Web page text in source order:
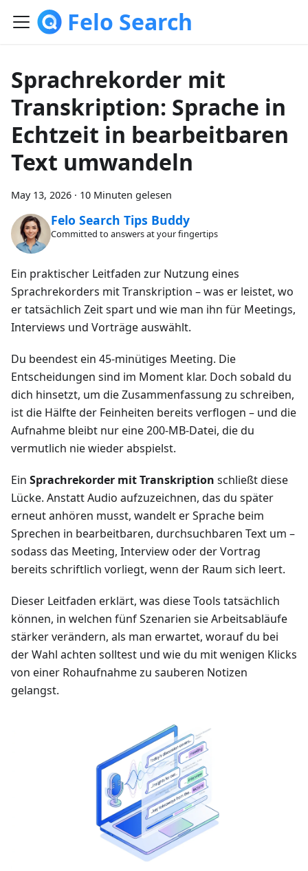
Felo Search
Sprachrekorder mit
Transkription: Sprache in
Echtzeit in bearbeitbaren
Text umwandeln
May 13, 2026 · 10 Minuten gelesen
Felo Search Tips Buddy
Committed to answers at your fingertips
Ein praktischer Leitfaden zur Nutzung eines
Sprachrekorders mit Transkription – was er leistet, wo
er tatsächlich Zeit spart und wie man ihn für Meetings,
Interviews und Vorträge auswählt.
Du beendest ein 45‑minütiges Meeting. Die
Entscheidungen sind im Moment klar. Doch sobald du
dich hinsetzt, um die Zusammenfassung zu schreiben,
ist die Hälfte der Feinheiten bereits verflogen – und die
Aufnahme bleibt nur eine 200‑MB‑Datei, die du
vermutlich nie wieder abspielst.
Ein Sprachrekorder mit Transkription schließt diese
Lücke. Anstatt Audio aufzuzeichnen, das du später
erneut anhören musst, wandelt er Sprache beim
Sprechen in bearbeitbaren, durchsuchbaren Text um –
sodass das Meeting, Interview oder der Vortrag
bereits schriftlich vorliegt, wenn der Raum sich leert.
Dieser Leitfaden erklärt, was diese Tools tatsächlich
können, in welchen fünf Szenarien sie Arbeitsabläufe
stärker verändern, als man erwartet, worauf du bei
der Wahl achten solltest und wie du mit wenigen Klicks
von einer Rohaufnahme zu sauberen Notizen
gelangst.